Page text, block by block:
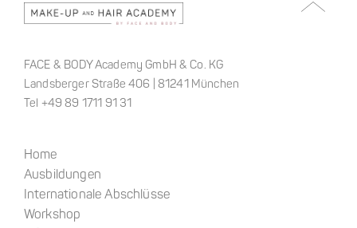
FACE & BODY Academy GmbH & Co. KG
Landsberger Straße 406 | 81241 München
Tel +49 89 1711 91 31
Home
Ausbildungen
Internationale Abschlüsse
Workshop